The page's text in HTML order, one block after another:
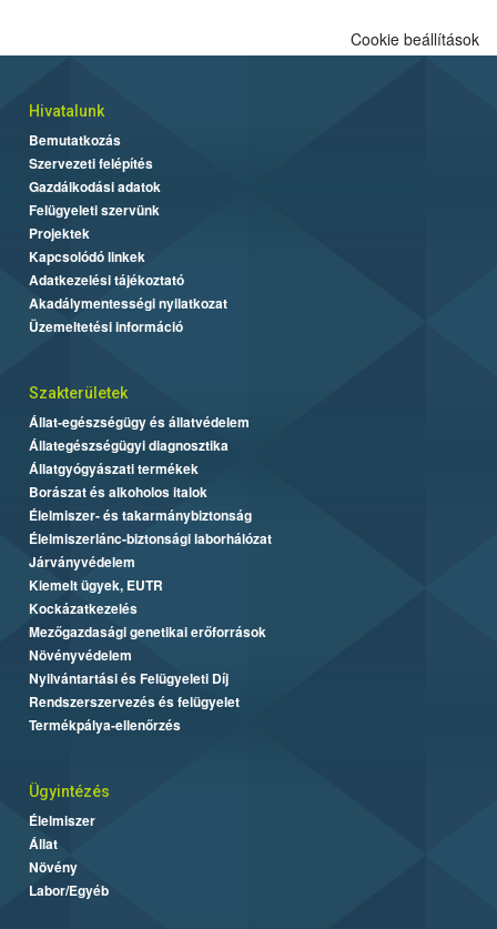
Cookie beállítások
Hivatalunk
Bemutatkozás
Szervezeti felépítés
Gazdálkodási adatok
Felügyeleti szervünk
Projektek
Kapcsolódó linkek
Adatkezelési tájékoztató
Akadálymentességi nyilatkozat
Üzemeltetési információ
Szakterületek
Állat-egészségügy és állatvédelem
Állategészségügyi diagnosztika
Állatgyógyászati termékek
Borászat és alkoholos italok
Élelmiszer- és takarmánybiztonság
Élelmiszerlánc-biztonsági laborhálózat
Járványvédelem
Kiemelt ügyek, EUTR
Kockázatkezelés
Mezőgazdasági genetikai erőforrások
Növényvédelem
Nyilvántartási és Felügyeleti Díj
Rendszerszervezés és felügyelet
Termékpálya-ellenőrzés
Ügyintézés
Élelmiszer
Állat
Növény
Labor/Egyéb